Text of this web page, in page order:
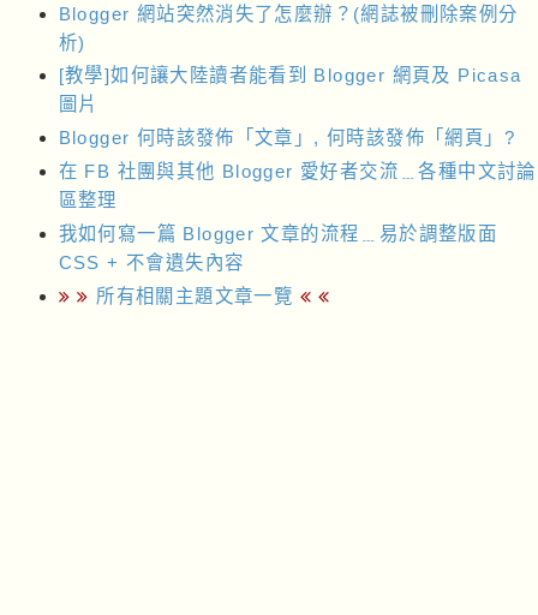
Blogger 網站突然消失了怎麼辦？(網誌被刪除案例分
析)
[教學]如何讓大陸讀者能看到 Blogger 網頁及 Picasa
圖片
Blogger 何時該發佈「文章」, 何時該發佈「網頁」?
在 FB 社團與其他 Blogger 愛好者交流﹍各種中文討論
區整理
我如何寫一篇 Blogger 文章的流程﹍易於調整版面
CSS + 不會遺失內容
所有相關主題文章一覽